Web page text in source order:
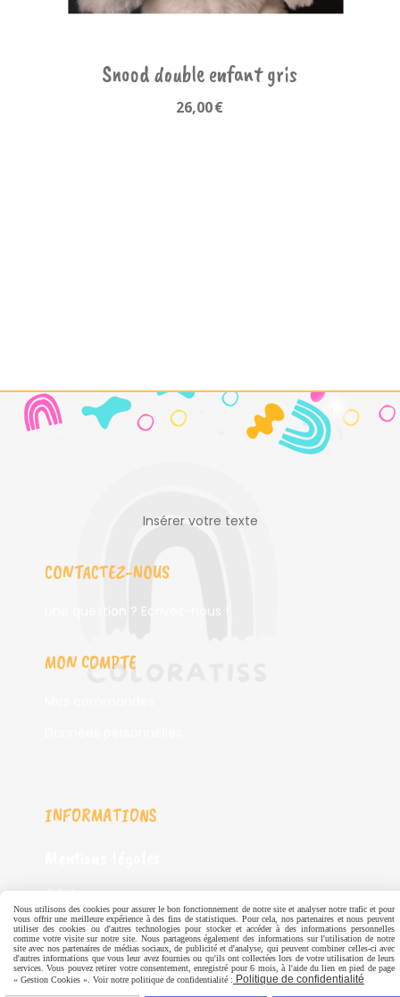
Snood double enfant gris
26,00€
Insérer votre texte
CONTACTEZ-NOUS
Une question ? Ecrivez-nous !
MON COMPTE
INFORMATIONS
Politique de confidentialité
SERVICES
Nous utilisons des cookies pour assurer le bon fonctionnement de notre site et analyser notre trafic et pour
vous offrir une meilleure expérience à des fins de statistiques. Pour cela, nos partenaires et nous peuvent
utiliser des cookies ou d'autres technologies pour stocker et accéder à des informations personnelles
comme votre visite sur notre site. Nous partageons également des informations sur l'utilisation de notre
site avec nos partenaires de médias sociaux, de publicité et d'analyse, qui peuvent combiner celles-ci avec
d'autres informations que vous leur avez fournies ou qu'ils ont collectées lors de votre utilisation de leurs
services. Vous pouvez retirer votre consentement, enregistré pour 6 mois, à l'aide du lien en pied de page
« Gestion Cookies ». Voir notre politique de confidentialité : Politique de confidentialité